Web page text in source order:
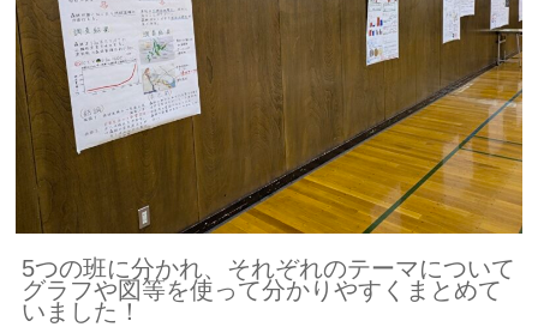
5つの班に分かれ、それぞれのテーマについて
グラフや図等を使って分かりやすくまとめて
いました！